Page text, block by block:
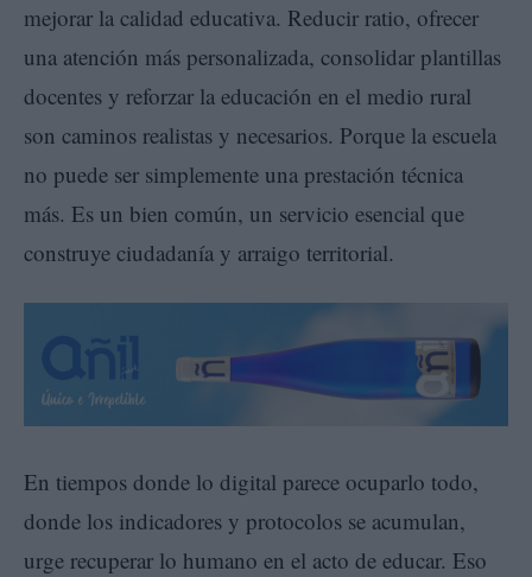
mejorar la calidad educativa. Reducir ratio, ofrecer
una atención más personalizada, consolidar plantillas
docentes y reforzar la educación en el medio rural
son caminos realistas y necesarios. Porque la escuela
no puede ser simplemente una prestación técnica
más. Es un bien común, un servicio esencial que
construye ciudadanía y arraigo territorial.
En tiempos donde lo digital parece ocuparlo todo,
donde los indicadores y protocolos se acumulan,
urge recuperar lo humano en el acto de educar. Eso